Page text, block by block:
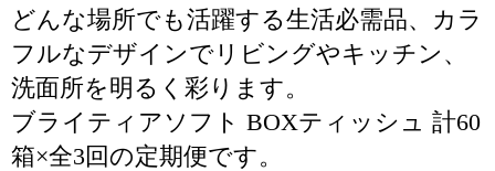
どんな場所でも活躍する生活必需品、カラ
フルなデザインでリビングやキッチン、
洗面所を明るく彩ります。
ブライティアソフト BOXティッシュ 計60
箱×全3回の定期便です。